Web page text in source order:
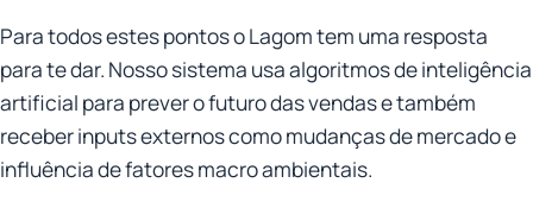
Para todos estes pontos o Lagom tem uma resposta
para te dar. Nosso sistema usa algoritmos de inteligência
artificial para prever o futuro das vendas e também
receber inputs externos como mudanças de mercado e
influência de fatores macro ambientais.